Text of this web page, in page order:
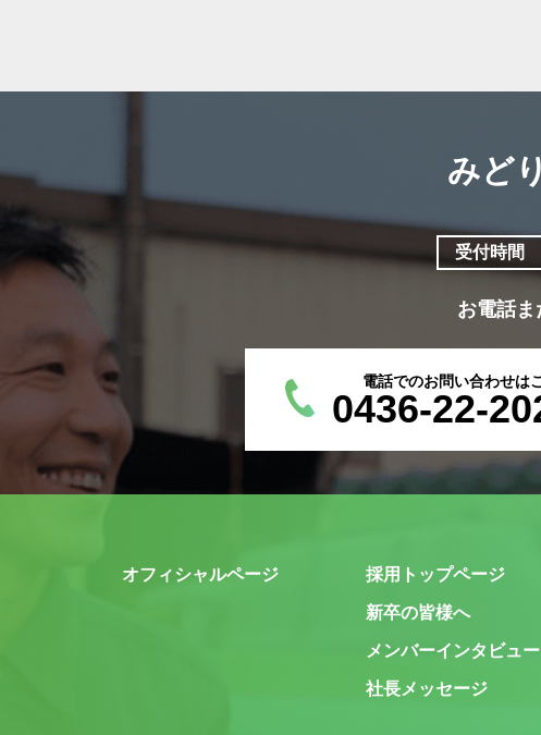
みど
受付時間
お電話
電話でのお問い合わせは
0436-22-
オフィシャルページ 採用トップページ
新卒の皆様へ
メンバーインタビュー
社長メッセージ